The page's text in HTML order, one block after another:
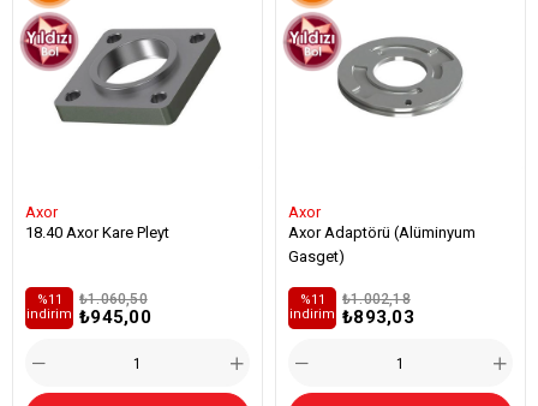
Axor
18.40 Axor Kare Pleyt
₺945,00
₺1.060,50
%11
i̇ndirim
Axor
Axor Adaptörü (Alüminyum
Gasget)
₺893,03
₺1.002,18
%11
i̇ndirim